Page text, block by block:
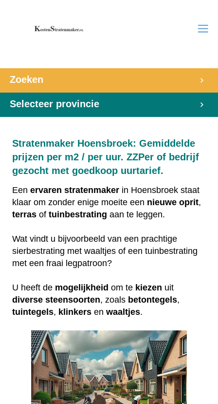
Zoeken
Selecteer provincie
Stratenmaker Hoensbroek: Gemiddelde
prijzen per m2 / per uur. ZZPer of bedrijf
gezocht met goedkoop uurtarief.
Een ervaren stratenmaker in Hoensbroek staat
klaar om zonder enige moeite een nieuwe oprit,
terras of tuinbestrating aan te leggen.
Wat vindt u bijvoorbeeld van een prachtige
sierbestrating met waaltjes of een tuinbestrating
met een fraai legpatroon?
U heeft de mogelijkheid om te kiezen uit
diverse steensoorten, zoals betontegels,
tuintegels, klinkers en waaltjes.